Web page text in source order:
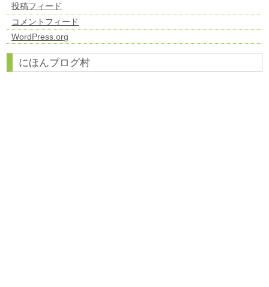
投稿フィード
コメントフィード
WordPress.org
にほんブログ村